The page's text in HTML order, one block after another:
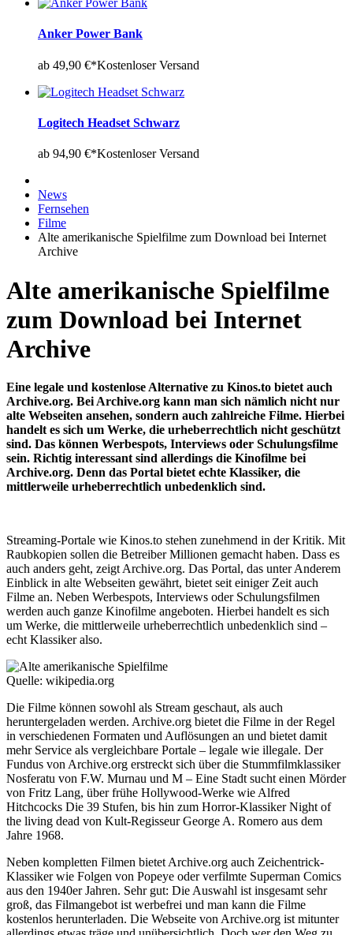
Anker Power Bank
ab 49,90 €*Kostenloser Versand
Logitech Headset Schwarz
ab 94,90 €*Kostenloser Versand
News
Fernsehen
Filme
Alte amerikanische Spielfilme zum Download bei Internet
Archive
Alte amerikanische Spielfilme
zum Download bei Internet
Archive
Eine legale und kostenlose Alternative zu Kinos.to bietet auch
Archive.org. Bei Archive.org kann man sich nämlich nicht nur
alte Webseiten ansehen, sondern auch zahlreiche Filme. Hierbei
handelt es sich um Werke, die urheberrechtlich nicht geschützt
sind. Das können Werbespots, Interviews oder Schulungsfilme
sein. Richtig interessant sind allerdings die Kinofilme bei
Archive.org. Denn das Portal bietet echte Klassiker, die
mittlerweile urheberrechtlich unbedenklich sind.
Streaming-Portale wie Kinos.to stehen zunehmend in der Kritik. Mit
Raubkopien sollen die Betreiber Millionen gemacht haben. Dass es
auch anders geht, zeigt Archive.org. Das Portal, das unter Anderem
Einblick in alte Webseiten gewährt, bietet seit einiger Zeit auch
Filme an. Neben Werbespots, Interviews oder Schulungsfilmen
werden auch ganze Kinofilme angeboten. Hierbei handelt es sich
um Werke, die mittlerweile urheberrechtlich unbedenklich sind –
echt Klassiker also.
Quelle: wikipedia.org
Die Filme können sowohl als Stream geschaut, als auch
heruntergeladen werden. Archive.org bietet die Filme in der Regel
in verschiedenen Formaten und Auflösungen an und bietet damit
mehr Service als vergleichbare Portale – legale wie illegale. Der
Fundus von Archive.org erstreckt sich über die Stummfilmklassiker
Nosferatu von F.W. Murnau und M – Eine Stadt sucht einen Mörder
von Fritz Lang, über frühe Hollywood-Werke wie Alfred
Hitchcocks Die 39 Stufen, bis hin zum Horror-Klassiker Night of
the living dead von Kult-Regisseur George A. Romero aus dem
Jahre 1968.
Neben kompletten Filmen bietet Archive.org auch Zeichentrick-
Klassiker wie Folgen von Popeye oder verfilmte Superman Comics
aus den 1940er Jahren. Sehr gut: Die Auswahl ist insgesamt sehr
groß, das Filmangebot ist werbefrei und man kann die Filme
kostenlos herunterladen. Die Webseite von Archive.org ist mitunter